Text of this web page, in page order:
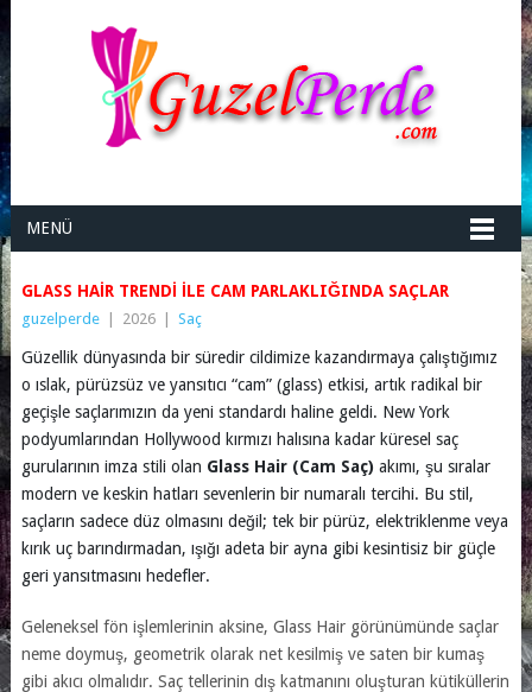
MENÜ
GLASS HAIR TRENDI İLE CAM PARLAKLIĞINDA SAÇLAR
guzelperde 2026 Saç
Güzellik dünyasında bir süredir cildimize kazandırmaya çalıştığımız
o ıslak, pürüzsüz ve yansıtıcı “cam” (glass) etkisi, artık radikal bir
geçişle saçlarımızın da yeni standardı haline geldi. New York
podyumlarından Hollywood kırmızı halısına kadar küresel saç
gurularının imza stili olan Glass Hair (Cam Saç) akımı, şu sıralar
modern ve keskin hatları sevenlerin bir numaralı tercihi. Bu stil,
saçların sadece düz olmasını değil; tek bir pürüz, elektriklenme veya
kırık uç barındırmadan, ışığı adeta bir ayna gibi kesintisiz bir güçle
geri yansıtmasını hedefler.
Geleneksel fön işlemlerinin aksine, Glass Hair görünümünde saçlar
neme doymuş, geometrik olarak net kesilmiş ve saten bir kumaş
gibi akıcı olmalıdır. Saç tellerinin dış katmanını oluşturan kütiküllerin